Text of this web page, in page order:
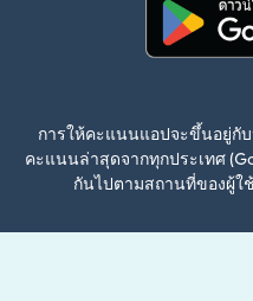
การให้คะแนนแอปจะขึ้นอยู่กั
คะแนนล่าสุดจากทุกประเทศ
กันไปตามสถานที่ของผู้ใ